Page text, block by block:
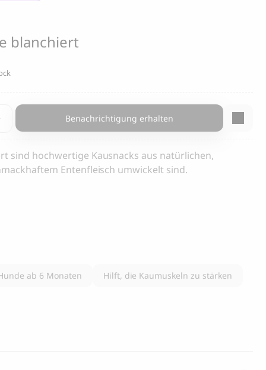
und
Cloud 7, Hunderegenmantel Berlin
Reflektierend
105.00CHF
blanchiert
Benachrichtigung erhalten
sind hochwertige Kausnacks aus natürlichen,
Entenfleisch umwickelt sind.
ab 6 Monaten Hilft, die Kaumuskeln zu stärken